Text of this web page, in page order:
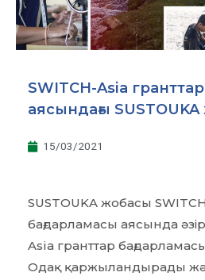
SWITCH-Asia
аясындағы
15/03/2021
SUSTOUKA жобасы
бағдарламасы аясында
Asia гранттар
Одақ қаржыландырады